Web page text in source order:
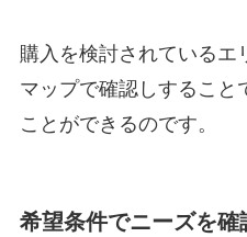
購入を検討されているエ
マップで確認しすること
ことができるのです。
希望条件でニーズを